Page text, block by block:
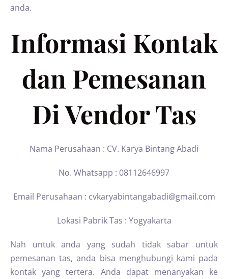
anda.
Informasi Kontak
dan Pemesanan
Di Vendor Tas
Nama Perusahaan : CV. Karya Bintang Abadi
No. Whatsapp : 08112646997
Email Perusahaan : cvkaryabintangabadi@gmail.com
Lokasi Pabrik Tas : Yogyakarta
Nah untuk anda yang sudah tidak sabar untuk
pemesanan tas, anda bisa menghubungi kami pada
kontak yang tertera. Anda dapat menanyakan ke